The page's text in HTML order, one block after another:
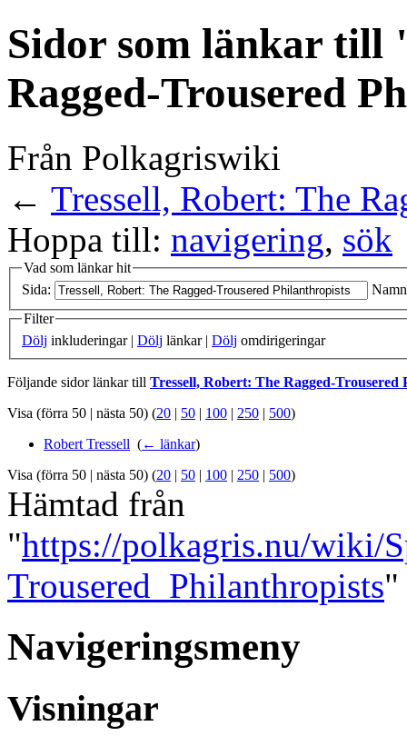
Sidor som länkar till
Ragged-Trousered
Från Polkagriswiki
← Tressell, Robert: The
Hoppa till: navigering, sök
Vad som länkar hit
Sida:
Filter
Dölj inkluderingar | Dölj länkar | Dölj omdirigeringar
Följande sidor länkar till Tressell, Robert: The Ragged-Trousered
Visa (förra 50 | nästa 50) (20 | 50 | 100 | 250 | 500)
Robert Tressell (← länkar)
Visa (förra 50 | nästa 50) (20 | 50 | 100 | 250 | 500)
Hämtad från
"https://polkagris.nu/wiki/
Trousered_Philanthropists"
Navigeringsmeny
Visningar